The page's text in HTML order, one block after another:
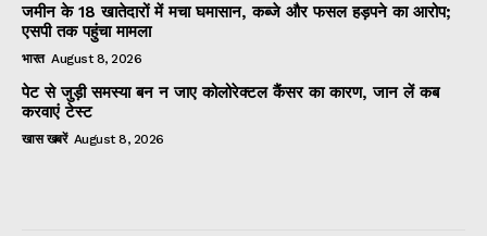
जमीन के 18 खातेदारों में मचा घमासान, कब्जे और फसल हड़पने का आरोप;
एसपी तक पहुंचा मामला
भारत August 8, 2026
पेट से जुड़ी समस्या बन न जाए कोलोरेक्टल कैंसर का कारण, जान लें कब
करवाएं टेस्ट
खास खबरें August 8, 2026